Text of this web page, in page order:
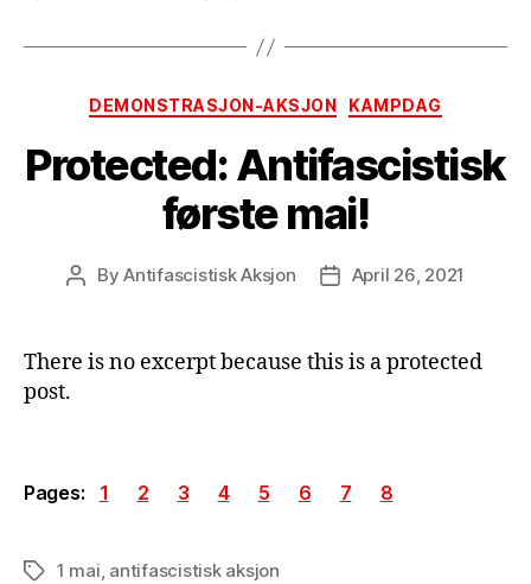
Categories
DEMONSTRASJON-AKSJON KAMPDAG
Protected: Antifascistisk
første mai!
PostByAntifascistisk Aksjon
PostApril 26, 2021
There is no excerpt because this is a protected
post.
Pages: 1 2 3 4 5 6 7 8
Tags1 mai antifascistisk aksjon